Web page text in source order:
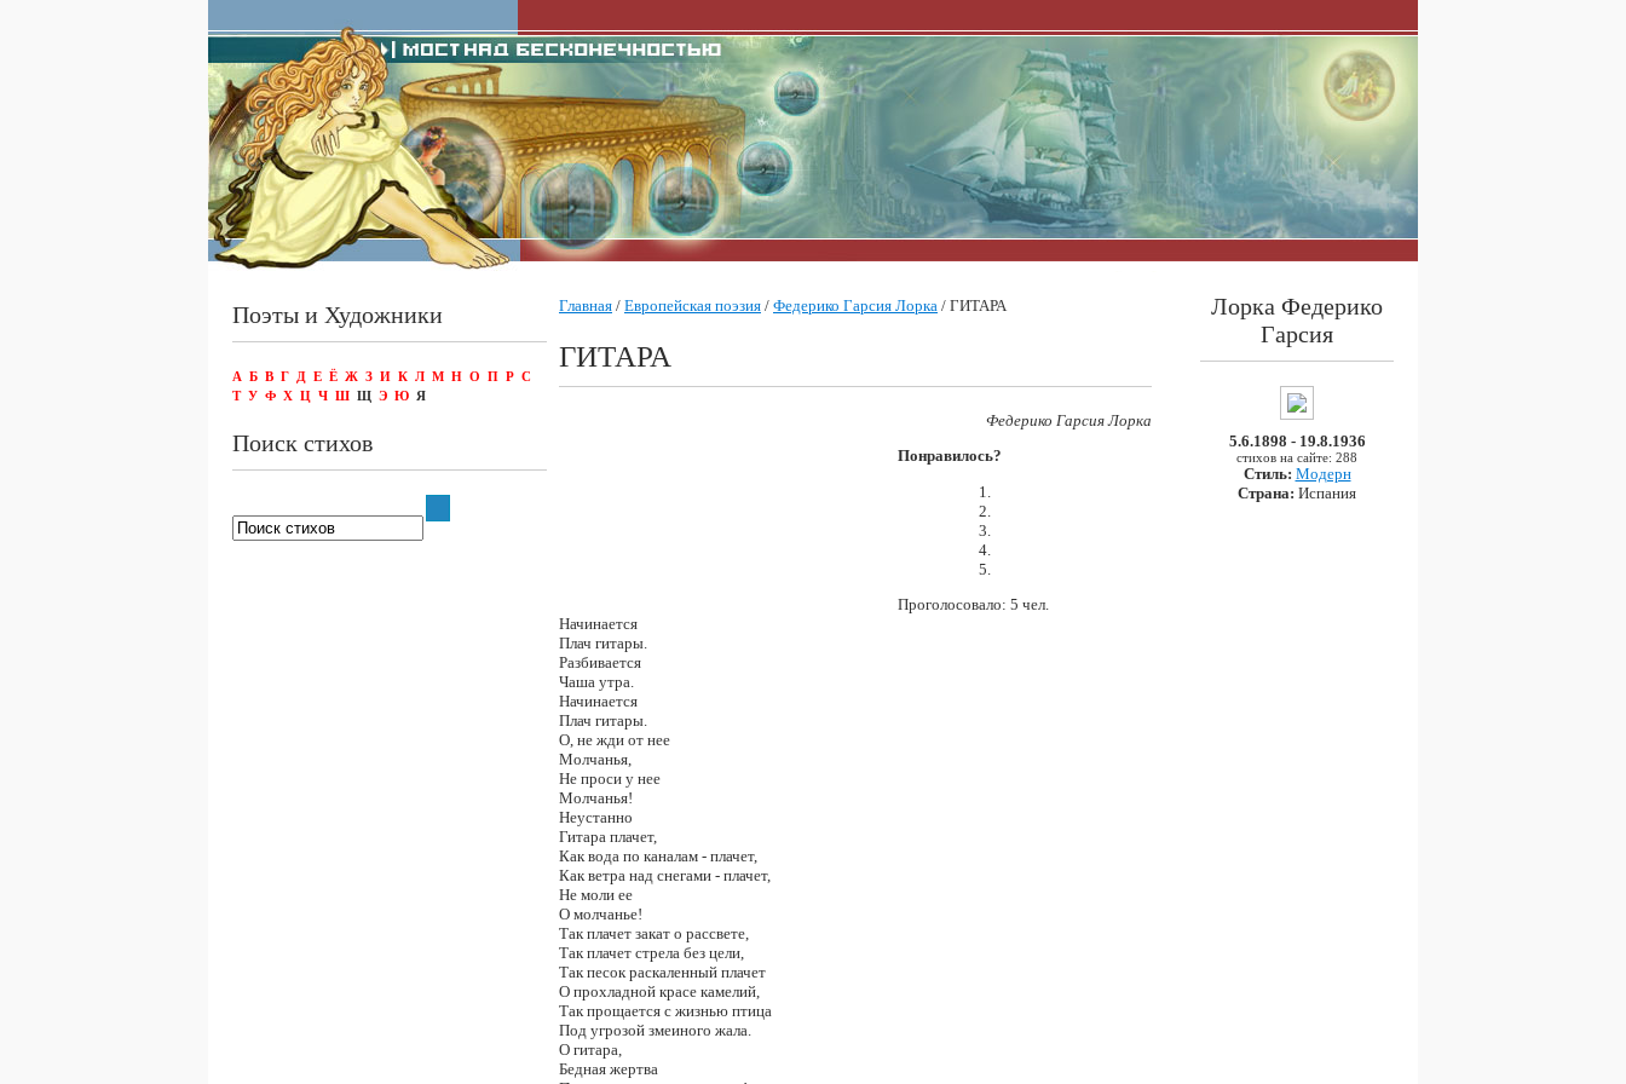
Главная / Европейская поэзия / Федерико Гарсия Лорка / ГИТАРА
ГИТАРА
Федерико Гарсия Лорка
Понравилось?
Проголосовало: 5 чел.
Начинается
Плач гитары.
Разбивается
Чаша утра.
Начинается
Плач гитары.
О, не жди от нее
Молчанья,
Не проси у нее
Молчанья!
Неустанно
Гитара плачет,
Как вода по каналам - плачет,
Как ветра над снегами - плачет,
Не моли ее
О молчанье!
Так плачет закат о рассвете,
Так плачет стрела без цели,
Так песок раскаленный плачет
О прохладной красе камелий,
Так прощается с жизнью птица
Под угрозой змеиного жала.
О гитара,
Бедная жертва
Поэты и Художники
А Б В Г Д Е Ё Ж З И К Л М Н О П Р С
Т У Ф Х Ц Ч Ш Щ Э Ю Я
Поиск стихов
Лорка Федерико
Гарсия
5.6.1898 - 19.8.1936
стихов на сайте: 288
Стиль: Модерн
Страна: Испания